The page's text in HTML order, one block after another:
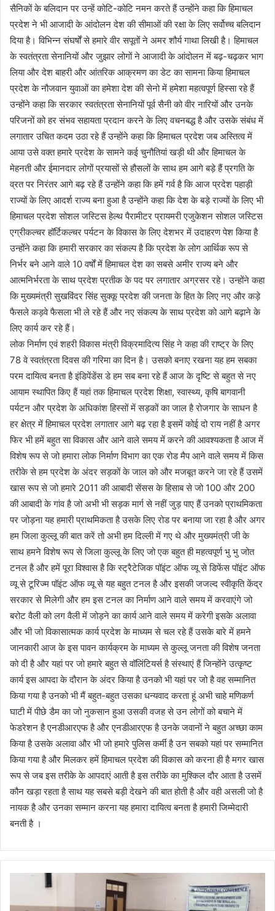
सैनिकों के बलिदान पर उन्हें कोटि-कोटि नमन करते हैं उन्होंने कहा कि हिमाचल
प्रदेश ने भी आजादी के आंदोलन देश की सीमाओं की रक्षा के लिए सर्वोच्च बलिदान
दिया है। विभिन्न संघर्षों से हमारे वीर सपूतों ने अमर शौर्य गाथा लिखी है। हिमाचल
के स्वतंत्रता सेनानियों और जुझार लोगों ने आजादी के आंदोलन में बढ़-चढ़कर भाग
लिया और देश बाहरी और आंतरिक आक्रमण का डेट का सामना किया हिमाचल
प्रदेश के नौजवान युवाओं का हमेशा देश की सेनो में हमेशा महत्वपूर्ण हिस्सा रहे हैं
उन्होंने कहा कि सरकार स्वतंत्रता सेनानियों पूर्व सैनी को वीर नारियों और उनके
परिजनों को हर संभव सहायता प्रदान करने के लिए वचनबद्ध है और उसके संबंध में
लगातार उचित कदम उठा रहे हैं उन्होंने कहा कि हिमाचल प्रदेश जब अस्तित्व में
आया उसे वक्त हमारे प्रदेश के सामने कई चुनौतियां खड़ी थी और हिमाचल के
मेहनती और ईमानदार लोगों प्रयासों से हौसलों के साथ हम आगे बड़े हैं प्रगति के
व्रत पर निरंतर आगे बढ़ रहे हैं उन्होंने कहा कि हमें गर्व है कि आज प्रदेश पहाड़ी
राज्यों के लिए आदर्श राज्य बना हुआ है उन्होंने कहा कि देश के बड़े राज्यों के लिए भी
हिमाचल प्रदेश सोशल जस्टिस हेल्थ पैरामीटर प्रायमरी एजुकेशन सोशल जस्टिस
एग्रीकल्चर हॉर्टिकल्चर पर्यटन के विकास के लिए देशभर में उदाहरण पेश किया है
उन्होंने कहा कि हमारी सरकार का संकल्प है कि प्रदेश के लोग आर्थिक रूप से
निर्भर बने आने वाले 10 वर्षों में हिमाचल देश का सबसे अमीर राज्य बने और
आत्मनिर्भरता के साथ प्रदेश प्रतीक के पद पर लगातार अग्रसर रहे। उन्होंने कहा
कि मुख्यमंत्री सुखविंदर सिंह सुक्कू प्रदेश की जनता के हित के लिए नए और कड़े
फैसले कड़वे फैसला भी ले रहे हैं और नए संकल्प के साथ प्रदेश को आगे बढ़ाने के
लिए कार्य कर रहे हैं।
लोक निर्माण एवं शहरी विकास मंत्री विक्रमादित्य सिंह ने कहा की राष्ट्र के लिए
78 वे स्वतंत्रता दिवस की गरिमा का दिन है। उसको बनाए रखना यह हम सबका
परम दायित्व बनता है इंडिपेंडेंस डे हम सब बना रहे हैं आज के दृष्टि से बहुत से नए
आयाम स्थापित किए हैं यहां तक हिमाचल प्रदेश शिक्षा, स्वास्थ्य, कृषि बागवानी
पर्यटन और प्रदेश के अधिकांश हिस्सों में सड़कों का जाल है रोजगार के साधन है
हर क्षेत्र में हिमाचल प्रदेश लगातार आगे बढ़ रहा है इसमें कोई दो राय नहीं है अगर
फिर भी हमें बहुत सा विकास और आने वाले समय में करने की आवश्यकता है आज में
विशेष रूप से जो हमारा लोक निर्माण विभाग का एक रोड मैप आने वाले समय में किस
तरीके से हम प्रदेश के अंदर सड़कों के जाल को और मजबूत करने जा रहे हैं उसमें
खास रूप से जो हमारे 2011 की आबादी सेंसस के हिसाब से जो 100 और 200
की आबादी के गांव है जो अभी भी सड़क मार्ग से नहीं जुड़ पाए हैं उनको प्राथमिकता
पर जोड़ना यह हमारी प्राथमिकता है उसके लिए रोड पर बनाया जा रहा है और अगर
हम जिला कुल्लू की बात करें तो अभी हम दिल्ली में गए थे और मुख्यमंत्री जी के
साथ हमने विशेष रूप से जिला कुल्लू के लिए जो एक बहुत ही महत्वपूर्ण भु भु जोत
टनल है और हमें पूरा विश्वास है कि स्ट्रैटेजिक पॉइंट ऑफ व्यू से डिफेंस पॉइंट ऑफ
व्यू से टूरिज्म पॉइंट ऑफ व्यू से यह बहुत टनल है और इसकी जजल्द स्वीकृति केंद्र
सरकार से मिलेगी और हम इस टनल का निर्माण आने वाले समय में करवाएंगे जो
बरोट वैली को लग वैली में जोड़ने का कार्य आने वाले समय में करेगी इसके अलावा
और भी जो विकासात्मक कार्य प्रदेश के माध्यम से चल रहे हैं उसके बारे में हमने
जानकारी आज के इस पावन कार्यक्रम के माध्यम से कुल्लू जनता की विशेष जनता
को दी है और यहां पर जो हमारे बहुत से वॉलिंटियर्स है संस्थाएं हैं जिन्होंने उत्कृष्ट
कार्य इस आपदा के दौरान के अंदर किया है उनको भी यहां पर जो है वह सम्मानित
किया गया है उनको भी मैं बहुत-बहुत उसका धन्यवाद करता हूं अभी चाहे मणिकर्ण
घाटी में पीछे डैम का जो नुकसान हुआ उसकी वजह से उन लोगों को बचाने में
फेडरेशन है एनडीआरएफ है और एनडीआरएफ है उनके जवानों ने बहुत अच्छा काम
किया है उसके अलावा और भी जो हमारे पुलिस कर्मी है उन सबको यहां पर सम्मानित
किया गया है और मिलकर हमें हिमाचल प्रदेश की विकास को करना ही है मगर खास
रूप से जब इस तरीके के आपदाएं आती है इस तरीके का मुश्किल दौर आता है उसमें
कौन खड़ा रहता है साथ यह सबसे बड़ी देखने की बात होती है और वही असली जो है
नायक है और उनका सम्मान करना यह हमारा दायित्व बनता है हमारी जिम्मेदारी
बनती है ।